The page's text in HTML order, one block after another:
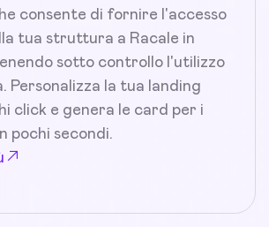
consente di fornire l'accesso
tua struttura a Racale in
sotto controllo l'utilizzo
Personalizza la tua landing
click e genera le card per i
pochi secondi.